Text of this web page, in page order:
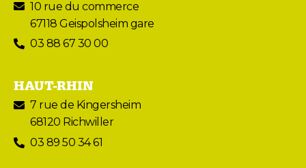
10 rue du commerce
67118 Geispolsheim gare
03 88 67 30 00
HAUT-RHIN
7 rue de Kingersheim
68120 Richwiller
03 89 50 34 61